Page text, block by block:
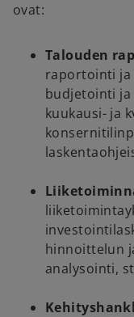
ovat:
Talouden
raportointi ja
budjetointi ja
kuukausi- ja
hinnoittelun
analysointi,